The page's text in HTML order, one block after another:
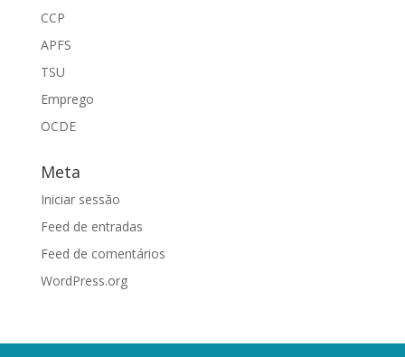
CCP
APFS
TSU
Emprego
OCDE
Meta
Iniciar sessão
Feed de entradas
Feed de comentários
WordPress.org